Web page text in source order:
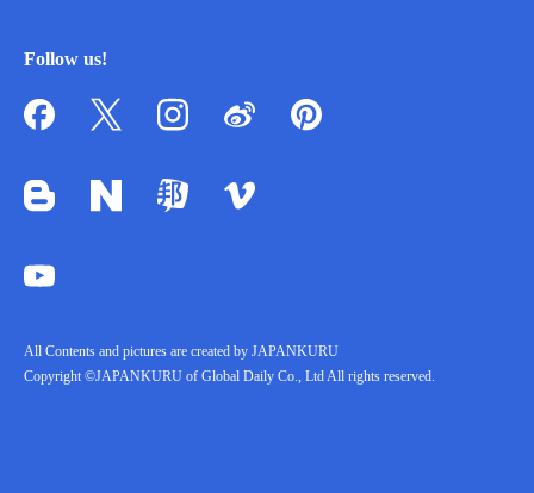
Follow us!
All Contents and pictures are created by JAPANKURU
Copyright ©JAPANKURU of Global Daily Co., Ltd All rights reserved.